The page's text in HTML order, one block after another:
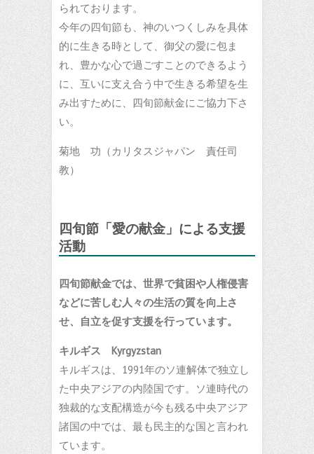
られております。
今年の四旬節も、神のいつくしみを具体
的に生きる時として、御父の愛に包ま
れ、豊かな心で過ごすことのできるよう
に、互いに支え合う中で生きる希望を生
み出すために、四旬節献金にご協力下さ
い。
菊地 功（カリタスジャパン 責任司
教）
四旬節「愛の献金」による支援
活動
四旬節献金では、世界で貧困や人権侵害
などに苦しむ人々の生活の質を向上さ
せ、自立を促す支援を行っています。
キルギス Kyrgyzstan
キルギスは、1991年のソ連解体で独立し
た中央アジアの内陸国です。ソ連時代の
独裁的な支配構造が今も残る中央アジア
諸国の中では、最も民主的な国と言われ
ています。